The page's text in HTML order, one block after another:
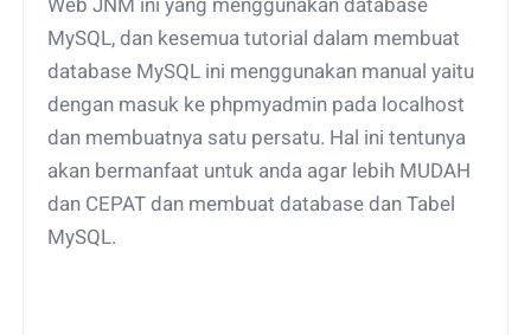
Web JNM ini yang menggunakan database
MySQL, dan kesemua tutorial dalam membuat
database MySQL ini menggunakan manual yaitu
dengan masuk ke phpmyadmin pada localhost
dan membuatnya satu persatu. Hal ini tentunya
akan bermanfaat untuk anda agar lebih MUDAH
dan CEPAT dan membuat database dan Tabel
MySQL.